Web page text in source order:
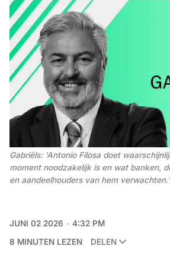
Gabriëls: 'Antonio Filosa doet
moment noodzakelijk is en wat banken,
en aandeelhouders van hem verwachten.'
JUNI 02 2026
4:32 PM
8 MINUTEN LEZEN
DELEN